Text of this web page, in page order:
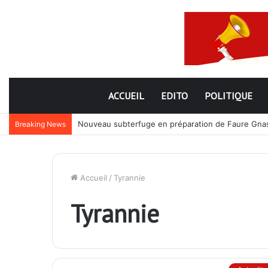
ACCUEIL EDITO POLITIQUE
Breaking News Nouveau subterfuge en préparation de Faure
Accueil / Tyrannie
Tyrannie